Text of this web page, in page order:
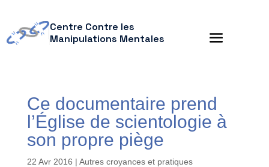
Centre Contre les
Manipulations Mentales
Ce documentaire prend
l’Église de scientologie à
son propre piège
22 Avr 2016 | Autres croyances et pratiques